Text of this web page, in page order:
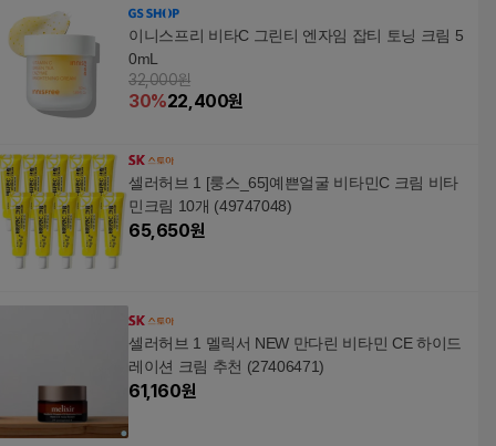
이니스프리 비타C 그린티 엔자임 잡티 토닝 크림 5
0mL
32,000원
30%22,400원
셀러허브 1 [룽스_65]예쁜얼굴 비타민C 크림 비타
민크림 10개 (49747048)
65,650원
셀러허브 1 멜릭서 NEW 만다린 비타민 CE 하이드
레이션 크림 추천 (27406471)
61,160원